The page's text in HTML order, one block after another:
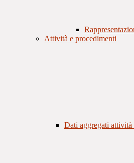
Attività e procedimenti
Dati aggregati attività